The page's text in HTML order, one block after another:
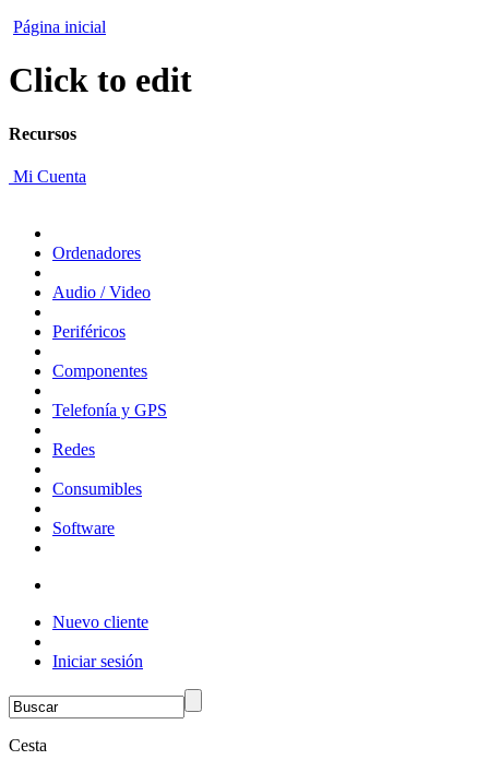
Página inicial
Click to edit
Recursos
Mi Cuenta
Ordenadores
Audio / Video
Periféricos
Componentes
Telefonía y GPS
Redes
Consumibles
Software
Nuevo cliente
Iniciar sesión
Cesta